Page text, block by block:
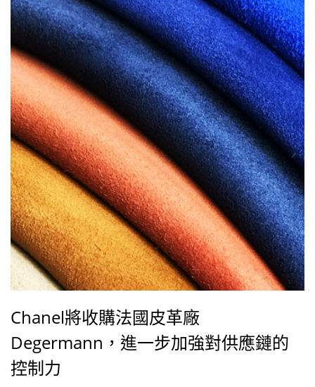
Chanel將收購法國皮革廠
Degermann，進一步加強對供應鏈的
控制力